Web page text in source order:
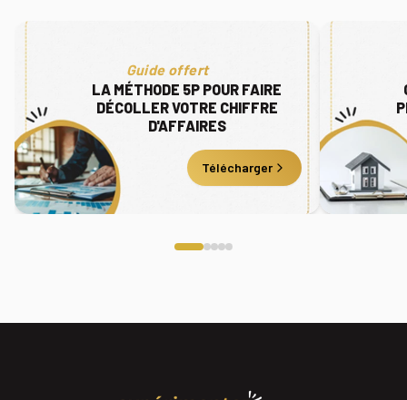
Guide offert
LA MÉTHODE 5P POUR FAIRE
DÉCOLLER VOTRE CHIFFRE
D'AFFAIRES
Télécharger